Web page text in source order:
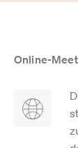
Online-